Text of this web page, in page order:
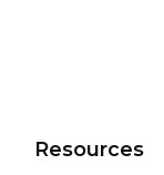
Resources